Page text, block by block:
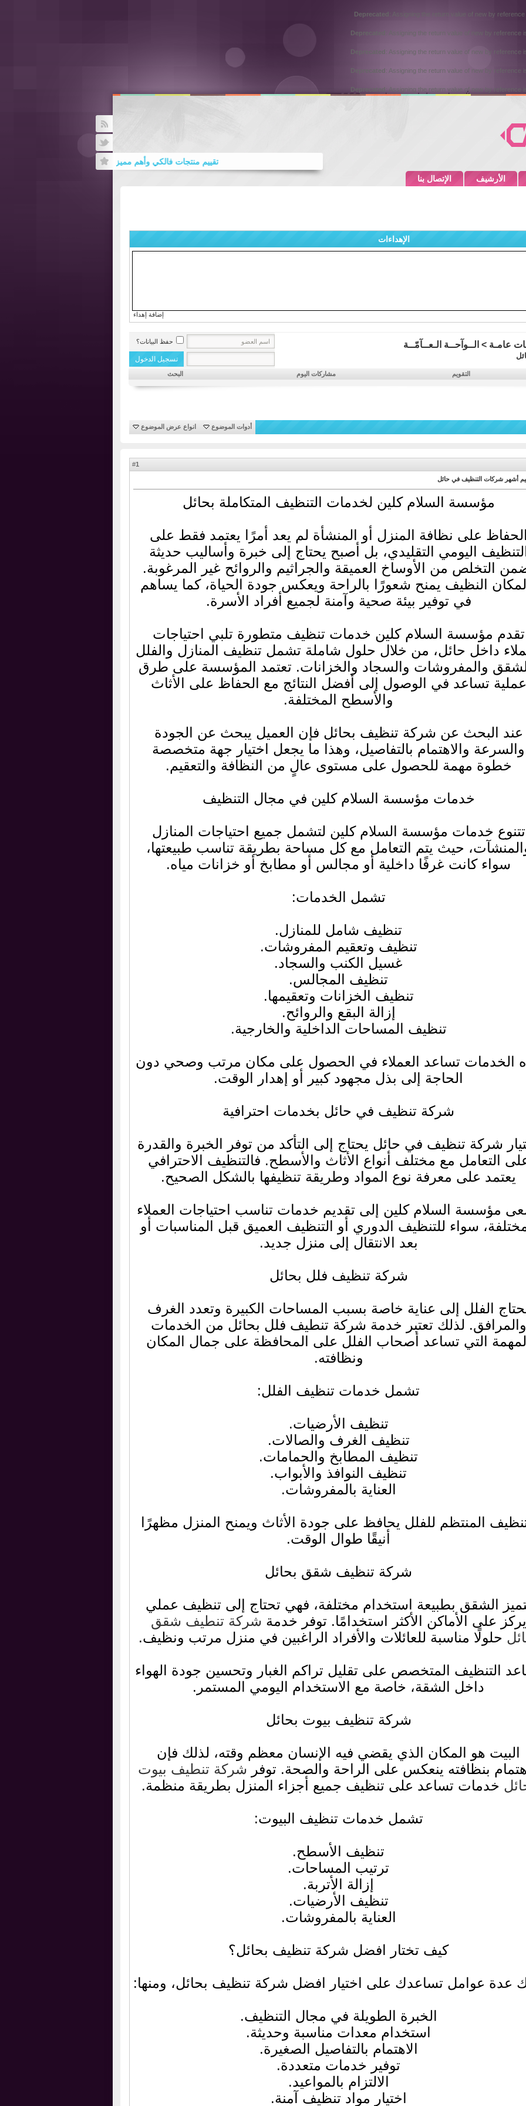
Deprecated: Assigning the return value of new by
Deprecated : Assigning the return value of new by reference
Deprecated: Assigning the return value of new by reference
Deprecated: Assigning the return value of new by reference
Deprecated: Assigning the return value of new by reference
تقييم منتجات فالكي وأهم مميزاتها (الزيارات:
الأرشيف الإتصال بنا
الإهداءات
إضافة إهداء
عامـة > الــوآحــة الـعــآمّــة حفظ البيانات؟
التقويم مشاركات اليوم البحث
أدوات الموضوع انواع عرض الموضوع
1
أشهر شركات التنظيف في حائل
مؤسسة السلام كلين لخدمات التنظيف المتكاملة بحائل
على نظافة المنزل أو المنشأة لم يعد أمرًا يعتمد فقط على
اليومي التقليدي، بل أصبح يحتاج إلى خبرة وأساليب حديثة
التخلص من الأوساخ العميقة والجراثيم والروائح غير المرغوبة.
النظيف يمنح شعورًا بالراحة ويعكس جودة الحياة، كما يساهم
في توفير بيئة صحية وآمنة لجميع أفراد الأسرة.
تقدم مؤسسة السلام كلين خدمات تنظيف متطورة تلبي احتياجات
داخل حائل، من خلال حلول شاملة تشمل تنظيف المنازل والفلل
والمفروشات والسجاد والخزانات. تعتمد المؤسسة على طرق
عملية تساعد في الوصول إلى أفضل النتائج مع الحفاظ على الأثاث
والأسطح المختلفة.
عند البحث عن شركة تنظيف بحائل فإن العميل يبحث عن الجودة
والسرعة والاهتمام بالتفاصيل، وهذا ما يجعل اختيار جهة متخصصة
خطوة مهمة للحصول على مستوى عالٍ من النظافة والتعقيم.
خدمات مؤسسة السلام كلين في مجال التنظيف
تتنوع خدمات مؤسسة السلام كلين لتشمل جميع احتياجات المنازل
حيث يتم التعامل مع كل مساحة بطريقة تناسب طبيعتها،
سواء كانت غرفًا داخلية أو مجالس أو مطابخ أو خزانات مياه.
تشمل الخدمات:
تنظيف شامل للمنازل.
تنظيف وتعقيم المفروشات.
غسيل الكنب والسجاد.
تنظيف المجالس.
تنظيف الخزانات وتعقيمها.
إزالة البقع والروائح.
تنظيف المساحات الداخلية والخارجية.
الخدمات تساعد العملاء في الحصول على مكان مرتب وصحي دون
الحاجة إلى بذل مجهود كبير أو إهدار الوقت.
شركة تنظيف في حائل بخدمات احترافية
شركة تنظيف في حائل يحتاج إلى التأكد من توفر الخبرة والقدرة
التعامل مع مختلف أنواع الأثاث والأسطح. فالتنظيف الاحترافي
يعتمد على معرفة نوع المواد وطريقة تنظيفها بالشكل الصحيح.
مؤسسة السلام كلين إلى تقديم خدمات تناسب احتياجات العملاء
سواء للتنظيف الدوري أو التنظيف العميق قبل المناسبات أو
بعد الانتقال إلى منزل جديد.
شركة تنظيف فلل بحائل
الفلل إلى عناية خاصة بسبب المساحات الكبيرة وتعدد الغرف
والمرافق. لذلك تعتبر خدمة شركة تنطيف فلل بحائل من الخدمات
التي تساعد أصحاب الفلل على المحافظة على جمال المكان
ونظافته.
تشمل خدمات تنظيف الفلل:
تنظيف الأرضيات.
تنظيف الغرف والصالات.
تنظيف المطابخ والحمامات.
تنظيف النوافذ والأبواب.
العناية بالمفروشات.
المنتظم للفلل يحافظ على جودة الأثاث ويمنح المنزل مظهرًا
أنيقًا طوال الوقت.
شركة تنظيف شقق بحائل
الشقق بطبيعة استخدام مختلفة، فهي تحتاج إلى تنظيف عملي
يركز على الأماكن الأكثر استخدامًا. توفر خدمة شركة تنطيف شقق
حلولًا مناسبة للعائلات والأفراد الراغبين في منزل مرتب ونظيف.
التنظيف المتخصص على تقليل تراكم الغبار وتحسين جودة الهواء
داخل الشقة، خاصة مع الاستخدام اليومي المستمر.
شركة تنظيف بيوت بحائل
البيت هو المكان الذي يقضي فيه الإنسان معظم وقته، لذلك فإن
بنظافته ينعكس على الراحة والصحة. توفر شركة تنطيف بيوت
خدمات تساعد على تنظيف جميع أجزاء المنزل بطريقة منظمة.
تشمل خدمات تنظيف البيوت:
تنظيف الأسطح.
ترتيب المساحات.
إزالة الأتربة.
تنظيف الأرضيات.
العناية بالمفروشات.
كيف تختار افضل شركة تنظيف بحائل؟
عدة عوامل تساعدك على اختيار افضل شركة تنظيف بحائل، ومنها:
الخبرة الطويلة في مجال التنظيف.
استخدام معدات مناسبة وحديثة.
الاهتمام بالتفاصيل الصغيرة.
توفير خدمات متعددة.
الالتزام بالمواعيد.
اختيار مواد تنظيف آمنة.